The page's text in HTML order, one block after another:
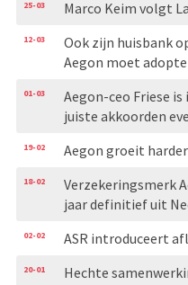
25-03 Marco Keim volgt
12-03
Ook zijn huisbank
Aegon moet
01-03
Aegon-ceo Friese is
juiste akkoorden
19-02 Aegon groeit
18-02
Verzekeringsmerk
jaar definitief uit
02-02 ASR introduceert
20-01
Hechte